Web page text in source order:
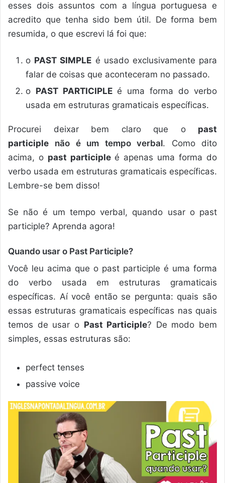
esses dois assuntos com a língua portuguesa e
acredito que tenha sido bem útil. De forma bem
resumida, o que escrevi lá foi que:
o PAST SIMPLE é usado exclusivamente para
falar de coisas que aconteceram no passado.
o PAST PARTICIPLE é uma forma do verbo
usada em estruturas gramaticais específicas.
Procurei deixar bem claro que o past
participle
não é um tempo verbal. Como dito
acima, o past participle é apenas uma forma do
verbo usada em estruturas gramaticais específicas.
Lembre-se bem disso!
Se não é um tempo verbal, quando usar o past
participle? Aprenda agora!
Quando usar o Past Participle?
Você leu acima que o past participle é uma forma
do verbo usada em estruturas gramaticais
específicas. Aí você então se pergunta: quais são
essas estruturas gramaticais específicas nas quais
temos de usar o Past Participle? De modo bem
simples, essas estruturas são:
perfect tenses
passive voice